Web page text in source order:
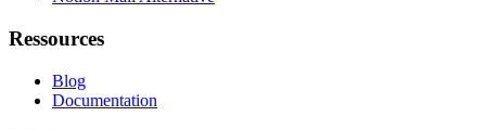
Ressources
Blog
Documentation